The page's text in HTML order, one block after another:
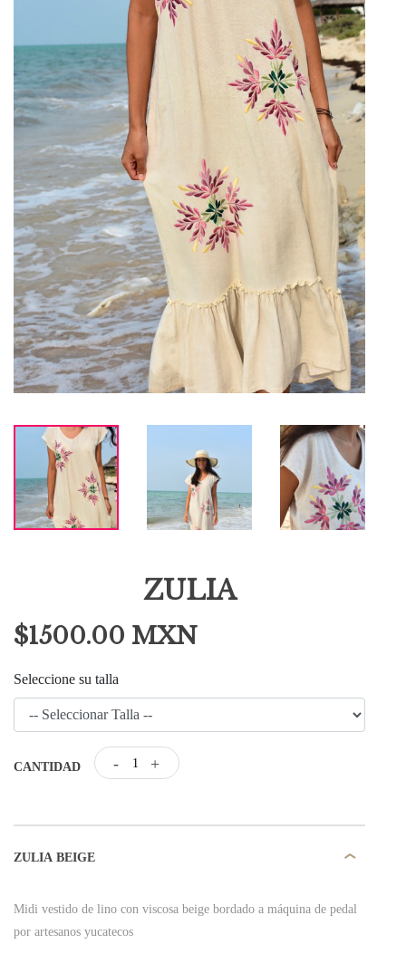
ZULIA
$1500.00 MXN
Seleccione su talla
CANTIDAD - +
ZULIA BEIGE
Midi vestido de lino con viscosa beige bordado a máquina de pedal
por artesanos yucatecos